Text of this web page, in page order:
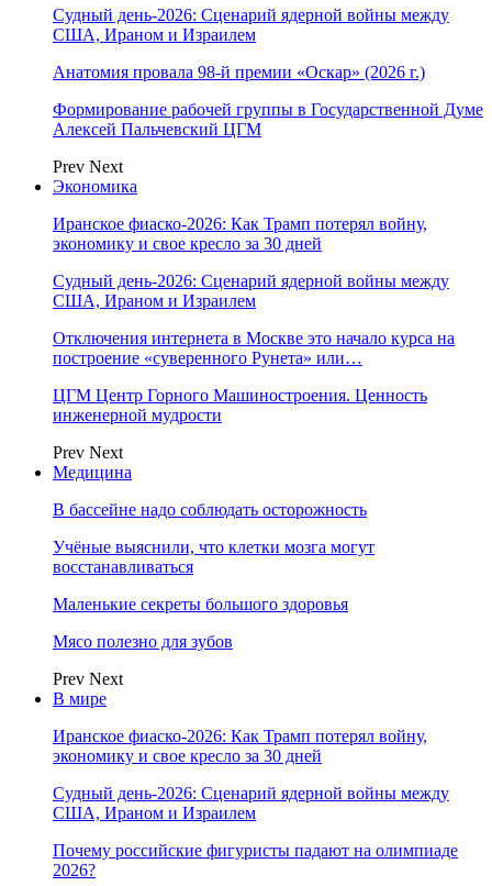
Судный день-2026: Сценарий ядерной войны между
США, Ираном и Израилем
Анатомия провала 98-й премии «Оскар» (2026 г.)
Формирование рабочей группы в Государственной Думе
Алексей Пальчевский ЦГМ
Prev Next
Экономика
Иранское фиаско-2026: Как Трамп потерял войну,
экономику и свое кресло за 30 дней
Судный день-2026: Сценарий ядерной войны между
США, Ираном и Израилем
Отключения интернета в Москве это начало курса на
построение «суверенного Рунета» или…
ЦГМ Центр Горного Машиностроения. Ценность
инженерной мудрости
Prev Next
Медицина
В бассейне надо соблюдать осторожность
Учёные выяснили, что клетки мозга могут
восстанавливаться
Маленькие секреты большого здоровья
Мясо полезно для зубов
Prev Next
В мире
Иранское фиаско-2026: Как Трамп потерял войну,
экономику и свое кресло за 30 дней
Судный день-2026: Сценарий ядерной войны между
США, Ираном и Израилем
Почему российские фигуристы падают на олимпиаде
2026?